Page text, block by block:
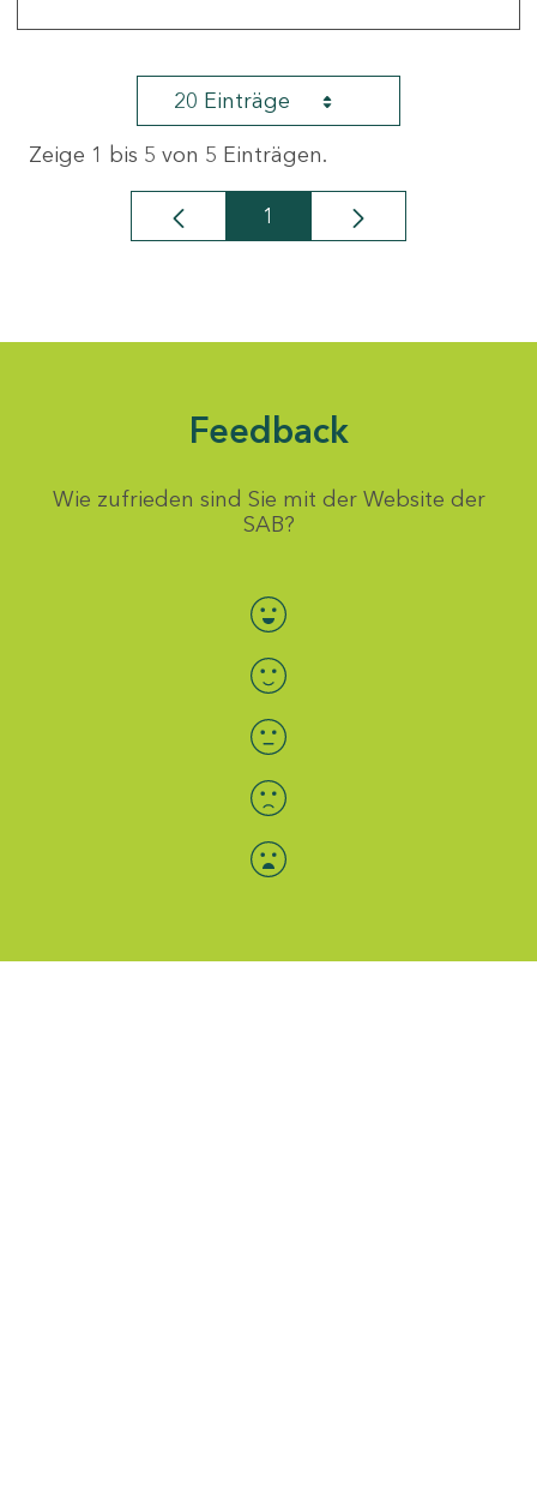
20 Einträge
Zeige 1 bis 5 von 5 Einträgen.
Seite
1
Feedback
Wie zufrieden sind Sie mit der Website der
SAB?
Bewertung auswählen